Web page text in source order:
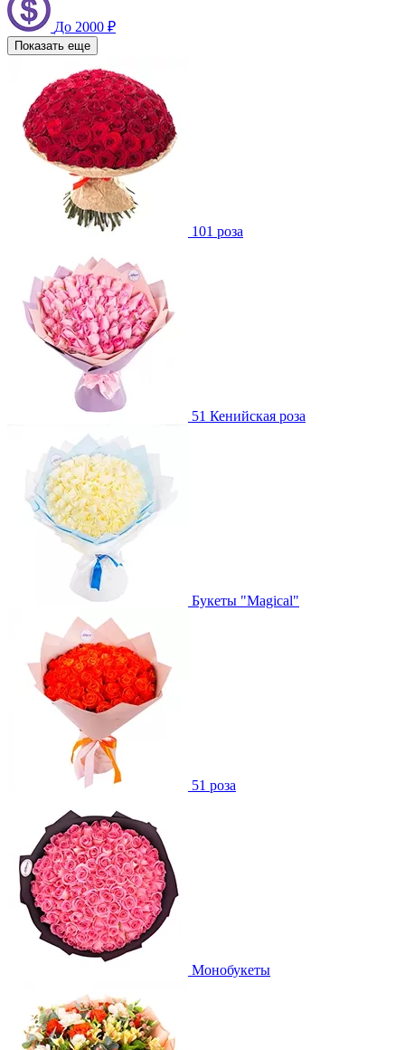
До 2000 ₽
Показать еще
101 роза
51 Кенийская роза
Букеты "Magical"
51 роза
Монобукеты